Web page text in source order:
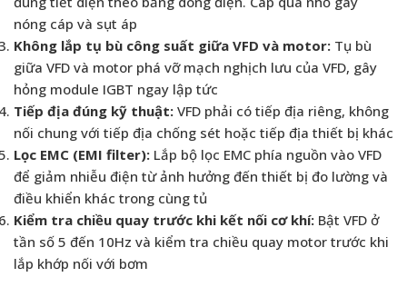
nóng cáp và sụt áp
Không lắp tụ bù công suất giữa VFD và motor: Tụ bù
giữa VFD và motor phá vỡ mạch nghịch lưu của VFD, gây
hỏng module IGBT ngay lập tức
Tiếp địa đúng kỹ thuật: VFD phải có tiếp địa riêng, không
nối chung với tiếp địa chống sét hoặc tiếp địa thiết bị khác
Lọc EMC (EMI filter): Lắp bộ lọc EMC phía nguồn vào VFD
để giảm nhiễu điện từ ảnh hưởng đến thiết bị đo lường và
điều khiển khác trong cùng tủ
Kiểm tra chiều quay trước khi kết nối cơ khí: Bật VFD ở
tần số 5 đến 10Hz và kiểm tra chiều quay motor trước khi
lắp khớp nối với bơm